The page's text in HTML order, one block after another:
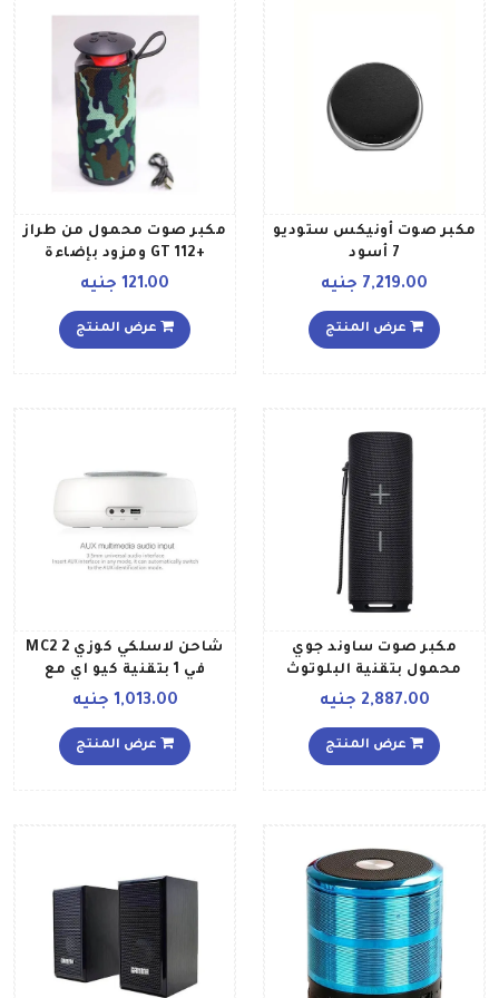
مكبر صوت أونيكس ستوديو
7 أسود
7,219.00 جنيه
عرض المنتج
مكبر صوت محمول من طراز
+GT 112 ومزود بإضاءة
ويعمل بتقنية البلوتوث
الألوان
121.00 جنيه
عرض المنتج
مكبر صوت ساوند جوي
محمول بتقنية البلوتوث
طراز EGRT 09 أسود براق2,887.00 جنيه
عرض المنتج
شاحن لاسلكي كوزي MC2 2
في 1 بتقنية كيو اي مع
ميكروفون ايه يو اكس داخلي
أبيض
1,013.00 جنيه
عرض المنتج